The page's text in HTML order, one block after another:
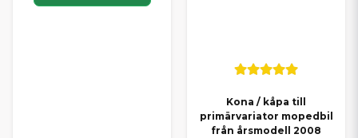
Kona / kåpa till
primärvariator mopedbil
från årsmodell 2008